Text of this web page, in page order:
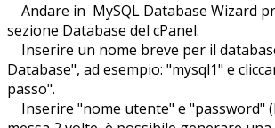
Andare in MySQL Database Wizard
sezione Database del cPanel.
Inserire un nome breve per il
Database", ad esempio: "mysql1" e
passo".
Inserire "nome utente" e "password"